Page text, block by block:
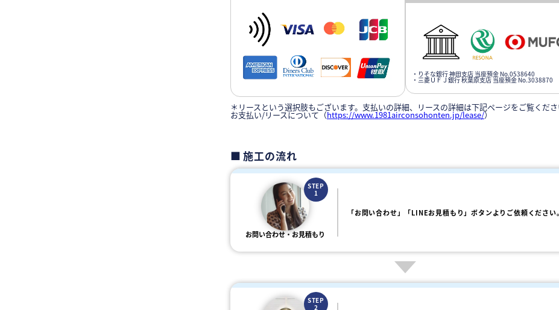
・りそな銀行 神田支店 当座預金 No.0538640
・三菱ＵＦＪ銀行 秋葉原支店 当座預金 No.3038870
＊リースという選択肢もございます。支払いの詳細、リースの詳細は下記ページをご覧くださ
お支払い/リースについて（https://www.1981airconsohonten.jp/lease/）
施工の流れ
STEP
1
お問い合わせ・お見積もり
「お問い合わせ」「LINEお見積もり」ボタンよりご依頼ください。
STEP
2